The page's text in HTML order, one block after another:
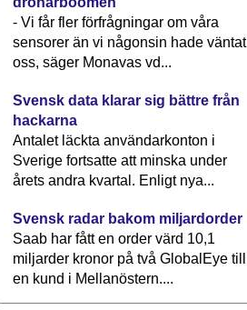
- Vi får fler förfrågningar om våra
sensorer än vi någonsin hade väntat
oss, säger Monavas vd...
Svensk data klarar sig bättre från
hackarna
Antalet läckta användarkonton i
Sverige fortsatte att minska under
årets andra kvartal. Enligt nya...
Svensk radar bakom miljardorder
Saab har fått en order värd 10,1
miljarder kronor på två GlobalEye till
en kund i Mellanöstern....